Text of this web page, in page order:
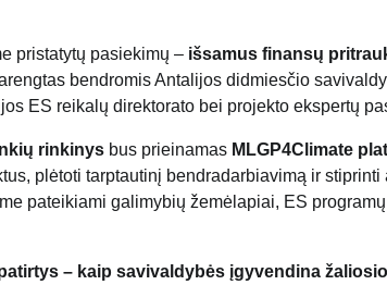
pristatytų pasiekimų – išsamus finansų
bendromis Antalijos didmiesčio
ES reikalų direktorato bei projekto ekspertų
rinkinys bus prieinamas MLGP4Climate
plėtoti tarptautinį bendradarbiavimą ir
pateikiami galimybių žemėlapiai, ES
– kaip savivaldybės įgyvendina